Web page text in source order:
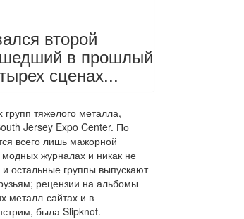
второй
в прошлый
сценах...
тяжелого металла,
Jersey Expo Center. По
всего лишь мажорной
модных журналах и никак не
остальные группы выпускают
рецензии на альбомы
металл-сайтах и в
была Slipknot.